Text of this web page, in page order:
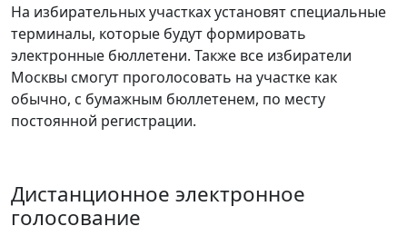
На избирательных участках установят специальные
терминалы, которые будут формировать
электронные бюллетени. Также все избиратели
Москвы смогут проголосовать на участке как
обычно, с бумажным бюллетенем, по месту
постоянной регистрации.
Дистанционное электронное
голосование